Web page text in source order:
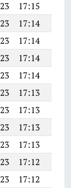
17:15
17:14
17:14
17:14
17:14
17:13
17:13
17:13
17:13
17:12
17:12